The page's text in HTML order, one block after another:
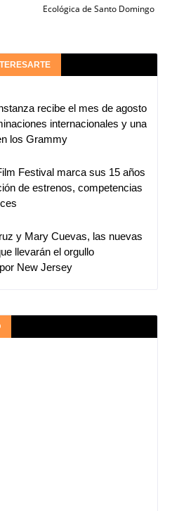
Ecológica de Santo Domingo
recibe el mes de agosto
internacionales y una
los Grammy
Festival marca sus 15 años
de estrenos, competencias
y Mary Cuevas, las nuevas
llevarán el orgullo
New Jersey